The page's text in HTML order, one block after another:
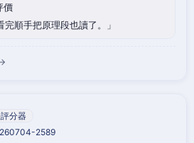
價
順手把原理段也讀了。
分器
2589